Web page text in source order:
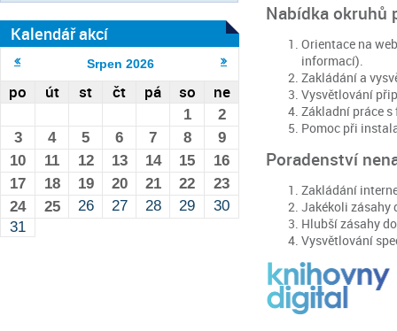
Nabídka okruhů
Orientace na
informací).
Zakládání a
Vysvětlování
Základní práce
Pomoc při
Poradenství
Zakládání
Jakékoli zásahy
Hlubší zásahy
Vysvětlování
Kalendář akcí
Srpen 2026
po út st čt pá so ne
1
2
3
4 5 6 7 8
9
10
11 12 13 14 15
16
17
18 19 20 21 22
23
24
25 26 27 28 29
30
31